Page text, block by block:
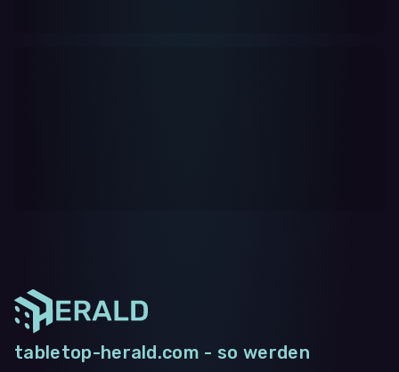
tabletop-herald.com - so werden